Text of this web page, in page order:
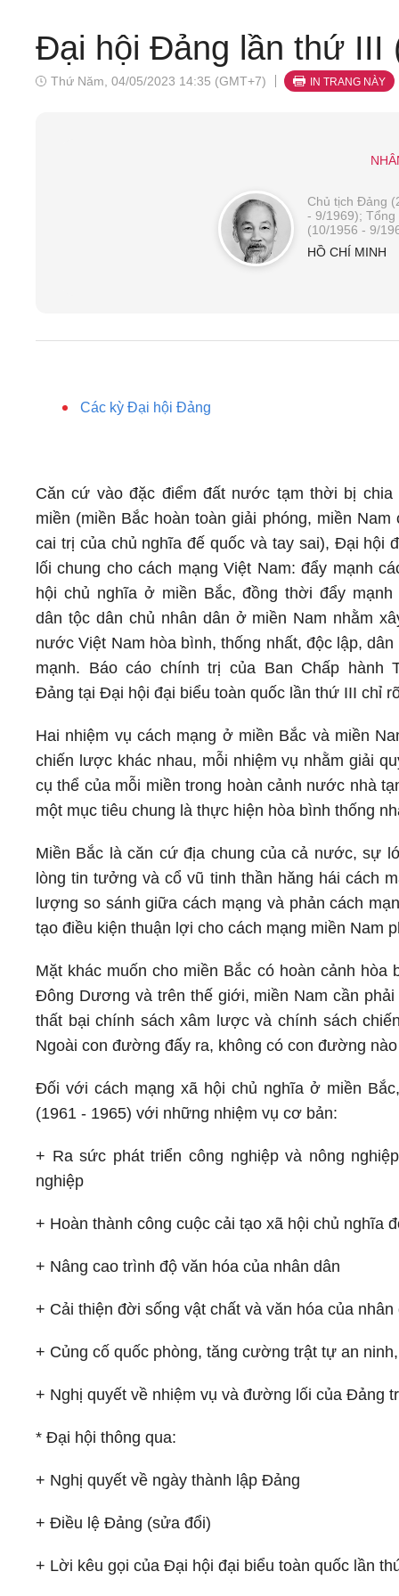
Đại hội Đảng lần thứ III
Thứ Năm, 04/05/2023 14:35 (GMT+7) IN TRANG NÀY
Chủ tịch Đảng
- 9/1969); Tổng
(10/1956 - 9/
HỒ CHÍ MINH
Các kỳ Đại hội Đảng
Căn cứ vào đặc điểm đất nước tạm thời bị chia
miền (miền Bắc hoàn toàn giải phóng, miền Nam
cai trị của chủ nghĩa đế quốc và tay sai), Đại hội
lối chung cho cách mạng Việt Nam: đẩy mạnh
hội chủ nghĩa ở miền Bắc, đồng thời đẩy mạnh
dân tộc dân chủ nhân dân ở miền Nam nhằm
nước Việt Nam hòa bình, thống nhất, độc lập, dân
mạnh. Báo cáo chính trị của Ban Chấp hành
Đảng tại Đại hội đại biểu toàn quốc lần thứ III chỉ
Hai nhiệm vụ cách mạng ở miền Bắc và miền
chiến lược khác nhau, mỗi nhiệm vụ nhằm giải
cụ thể của mỗi miền trong hoàn cảnh nước nhà
một mục tiêu chung là thực hiện hòa bình thống
Miền Bắc là căn cứ địa chung của cả nước, sự
lòng tin tưởng và cổ vũ tinh thần hăng hái cách
lượng so sánh giữa cách mạng và phản cách
tạo điều kiện thuận lợi cho cách mạng miền Nam
Mặt khác muốn cho miền Bắc có hoàn cảnh
Đông Dương và trên thế giới, miền Nam cần
thất bại chính sách xâm lược và chính sách
Ngoài con đường đấy ra, không có con đường
Đối với cách mạng xã hội chủ nghĩa ở miền
(1961 - 1965) với những nhiệm vụ cơ bản:
+ Ra sức phát triển công nghiệp và nông
nghiệp
+ Hoàn thành công cuộc cải tạo xã hội chủ nghĩa
+ Nâng cao trình độ văn hóa của nhân dân
+ Cải thiện đời sống vật chất và văn hóa của nhân
+ Củng cố quốc phòng, tăng cường trật tự an
+ Nghị quyết về nhiệm vụ và đường lối của Đảng
* Đại hội thông qua:
+ Nghị quyết về ngày thành lập Đảng
+ Điều lệ Đảng (sửa đổi)
+ Lời kêu gọi của Đại hội đại biểu toàn quốc lần